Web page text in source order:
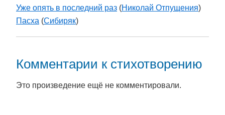
Уже опять в последний раз (Николай Отпущения)
Пасха (Cибиряк)
Комментарии к стихотворению
Это произведение ещё не комментировали.